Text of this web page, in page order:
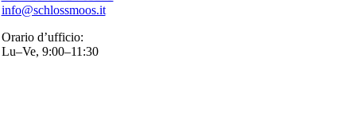
info@schlossmoos.it
Orario d’ufficio:
Lu–Ve, 9:00–11:30